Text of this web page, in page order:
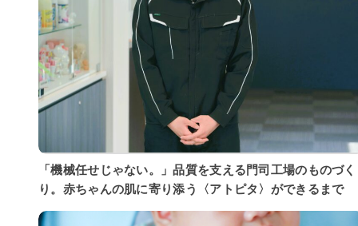
「機械任せじゃない。」品質を支える門司工場のものづく
り。赤ちゃんの肌に寄り添う〈アトピタ〉ができるまで